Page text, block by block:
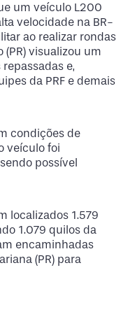
um veículo L200
velocidade na BR-
ao realizar rondas
(PR) visualizou um
e,
da PRF e demais
condições de
veículo foi
possível
localizados 1.579
1.079 quilos da
encaminhadas
(PR) para